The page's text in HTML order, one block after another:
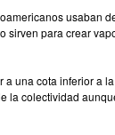
usaban
sirven para crear
a una cota inferior a
la colectividad